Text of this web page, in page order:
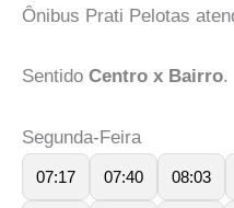
Ônibus Prati Pelotas
Sentido Centro x Bairro.
Segunda-Feira
07:17 07:40 08:03